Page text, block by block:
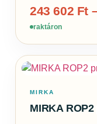
243 602 Ft
raktáron
MIRKA
MIRKA